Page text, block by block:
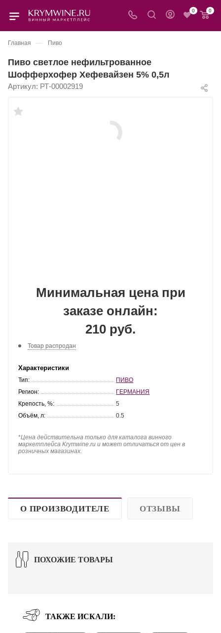
0 0
Главная — Пиво
Пиво светлое нефильтрованное
Шофферхофер Хефевайзен 5% 0,5л
Артикул: РТ-00002919
Минимальная цена при
заказе онлайн:
210 руб.
Товар распродан
Характеристики
Тип:
ПИВО
Регион:
ГЕРМАНИЯ
Крепость, %:
5
Объём, л:
0.5
*Цена действительна только для каталога винного
маркетплейса Krymwine.ru и может отличаться от цен в
розничных магазинах.
О ПРОИЗВОДИТЕЛЕ ОТЗЫВЫ
ПОХОЖИЕ ТОВАРЫ
ТАКЖЕ ИСКАЛИ: